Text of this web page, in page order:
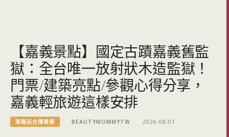
【嘉義景點】國定古蹟嘉義舊監
獄：全台唯一放射狀木造監獄！
門票/建築亮點/參觀心得分享，
嘉義輕旅遊這樣安排
美媽玩台灣南部 BEAUTYMOMMYTW 2026-08-01